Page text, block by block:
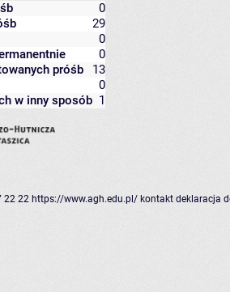
0
29
0
0
próśb
13
0
w inny sposób 1
22 22 https://www.agh.edu.pl/ kontakt deklaracja